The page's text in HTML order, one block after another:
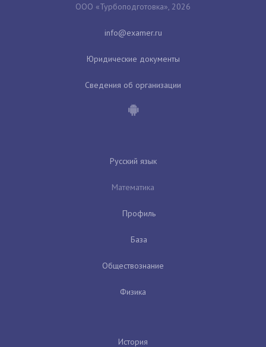
ООО «Турбоподготовка», 2026
Юридические документы
Сведения об организации
Русский язык
Математика
Профиль
База
Обществознание
Физика
История